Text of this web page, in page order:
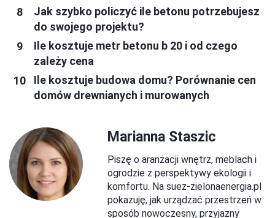
Jak szybko policzyć ile betonu potrzebujesz
do swojego projektu?
Ile kosztuje metr betonu b 20 i od czego
zależy cena
Ile kosztuje budowa domu? Porównanie cen
domów drewnianych i murowanych
Marianna Staszic
Piszę o aranżacji wnętrz, meblach i
ogrodzie z perspektywy ekologii i
komfortu. Na suez-zielonaenergia.pl
pokazuję, jak urządzać przestrzeń w
sposób nowoczesny, przyjazny